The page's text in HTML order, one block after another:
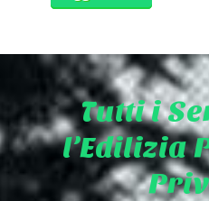
Tutti i
l’Edilizia